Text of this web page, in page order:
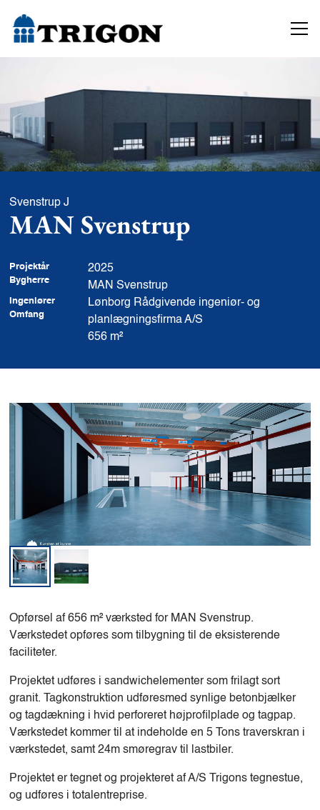
Svenstrup J
MAN Svenstrup
Projektår
Bygherre
2025
MAN Svenstrup
Ingeniører
Omfang
Lønborg Rådgivende ingeniør- og
planlægningsfirma A/S
656 m²
Opførsel af 656 m² værksted for MAN Svenstrup.
Værkstedet opføres som tilbygning til de eksisterende
faciliteter.
Projektet udføres i sandwichelementer som frilagt sort
granit. Tagkonstruktion udføresmed synlige betonbjælker
og tagdækning i hvid perforeret højprofilplade og tagpap.
Værkstedet kommer til at indeholde en 5 Tons traverskran i
værkstedet, samt 24m smøregrav til lastbiler.
Projektet er tegnet og projekteret af A/S Trigons tegnestue,
og udføres i totalentreprise.